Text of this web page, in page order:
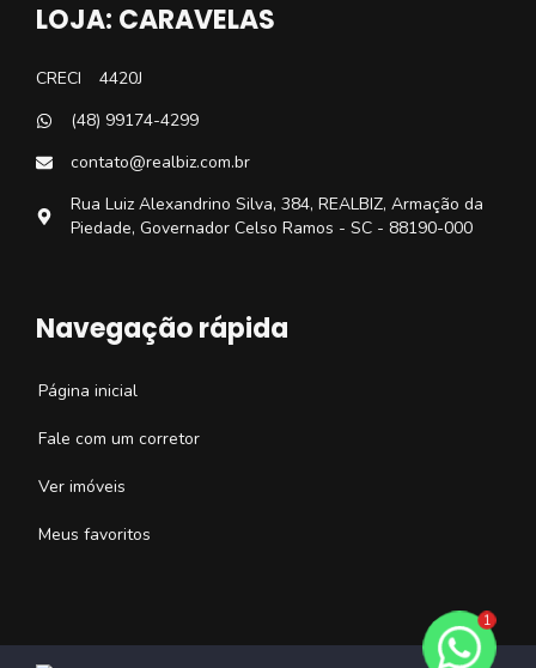
LOJA: CARAVELAS
CRECI
4420J
(48) 99174-4299
contato@realbiz.com.br
Rua Luiz Alexandrino Silva, 384, REALBIZ, Armação da
Piedade, Governador Celso Ramos - SC - 88190-000
Navegação rápida
Página inicial
Fale com um corretor
Ver imóveis
Meus favoritos
1